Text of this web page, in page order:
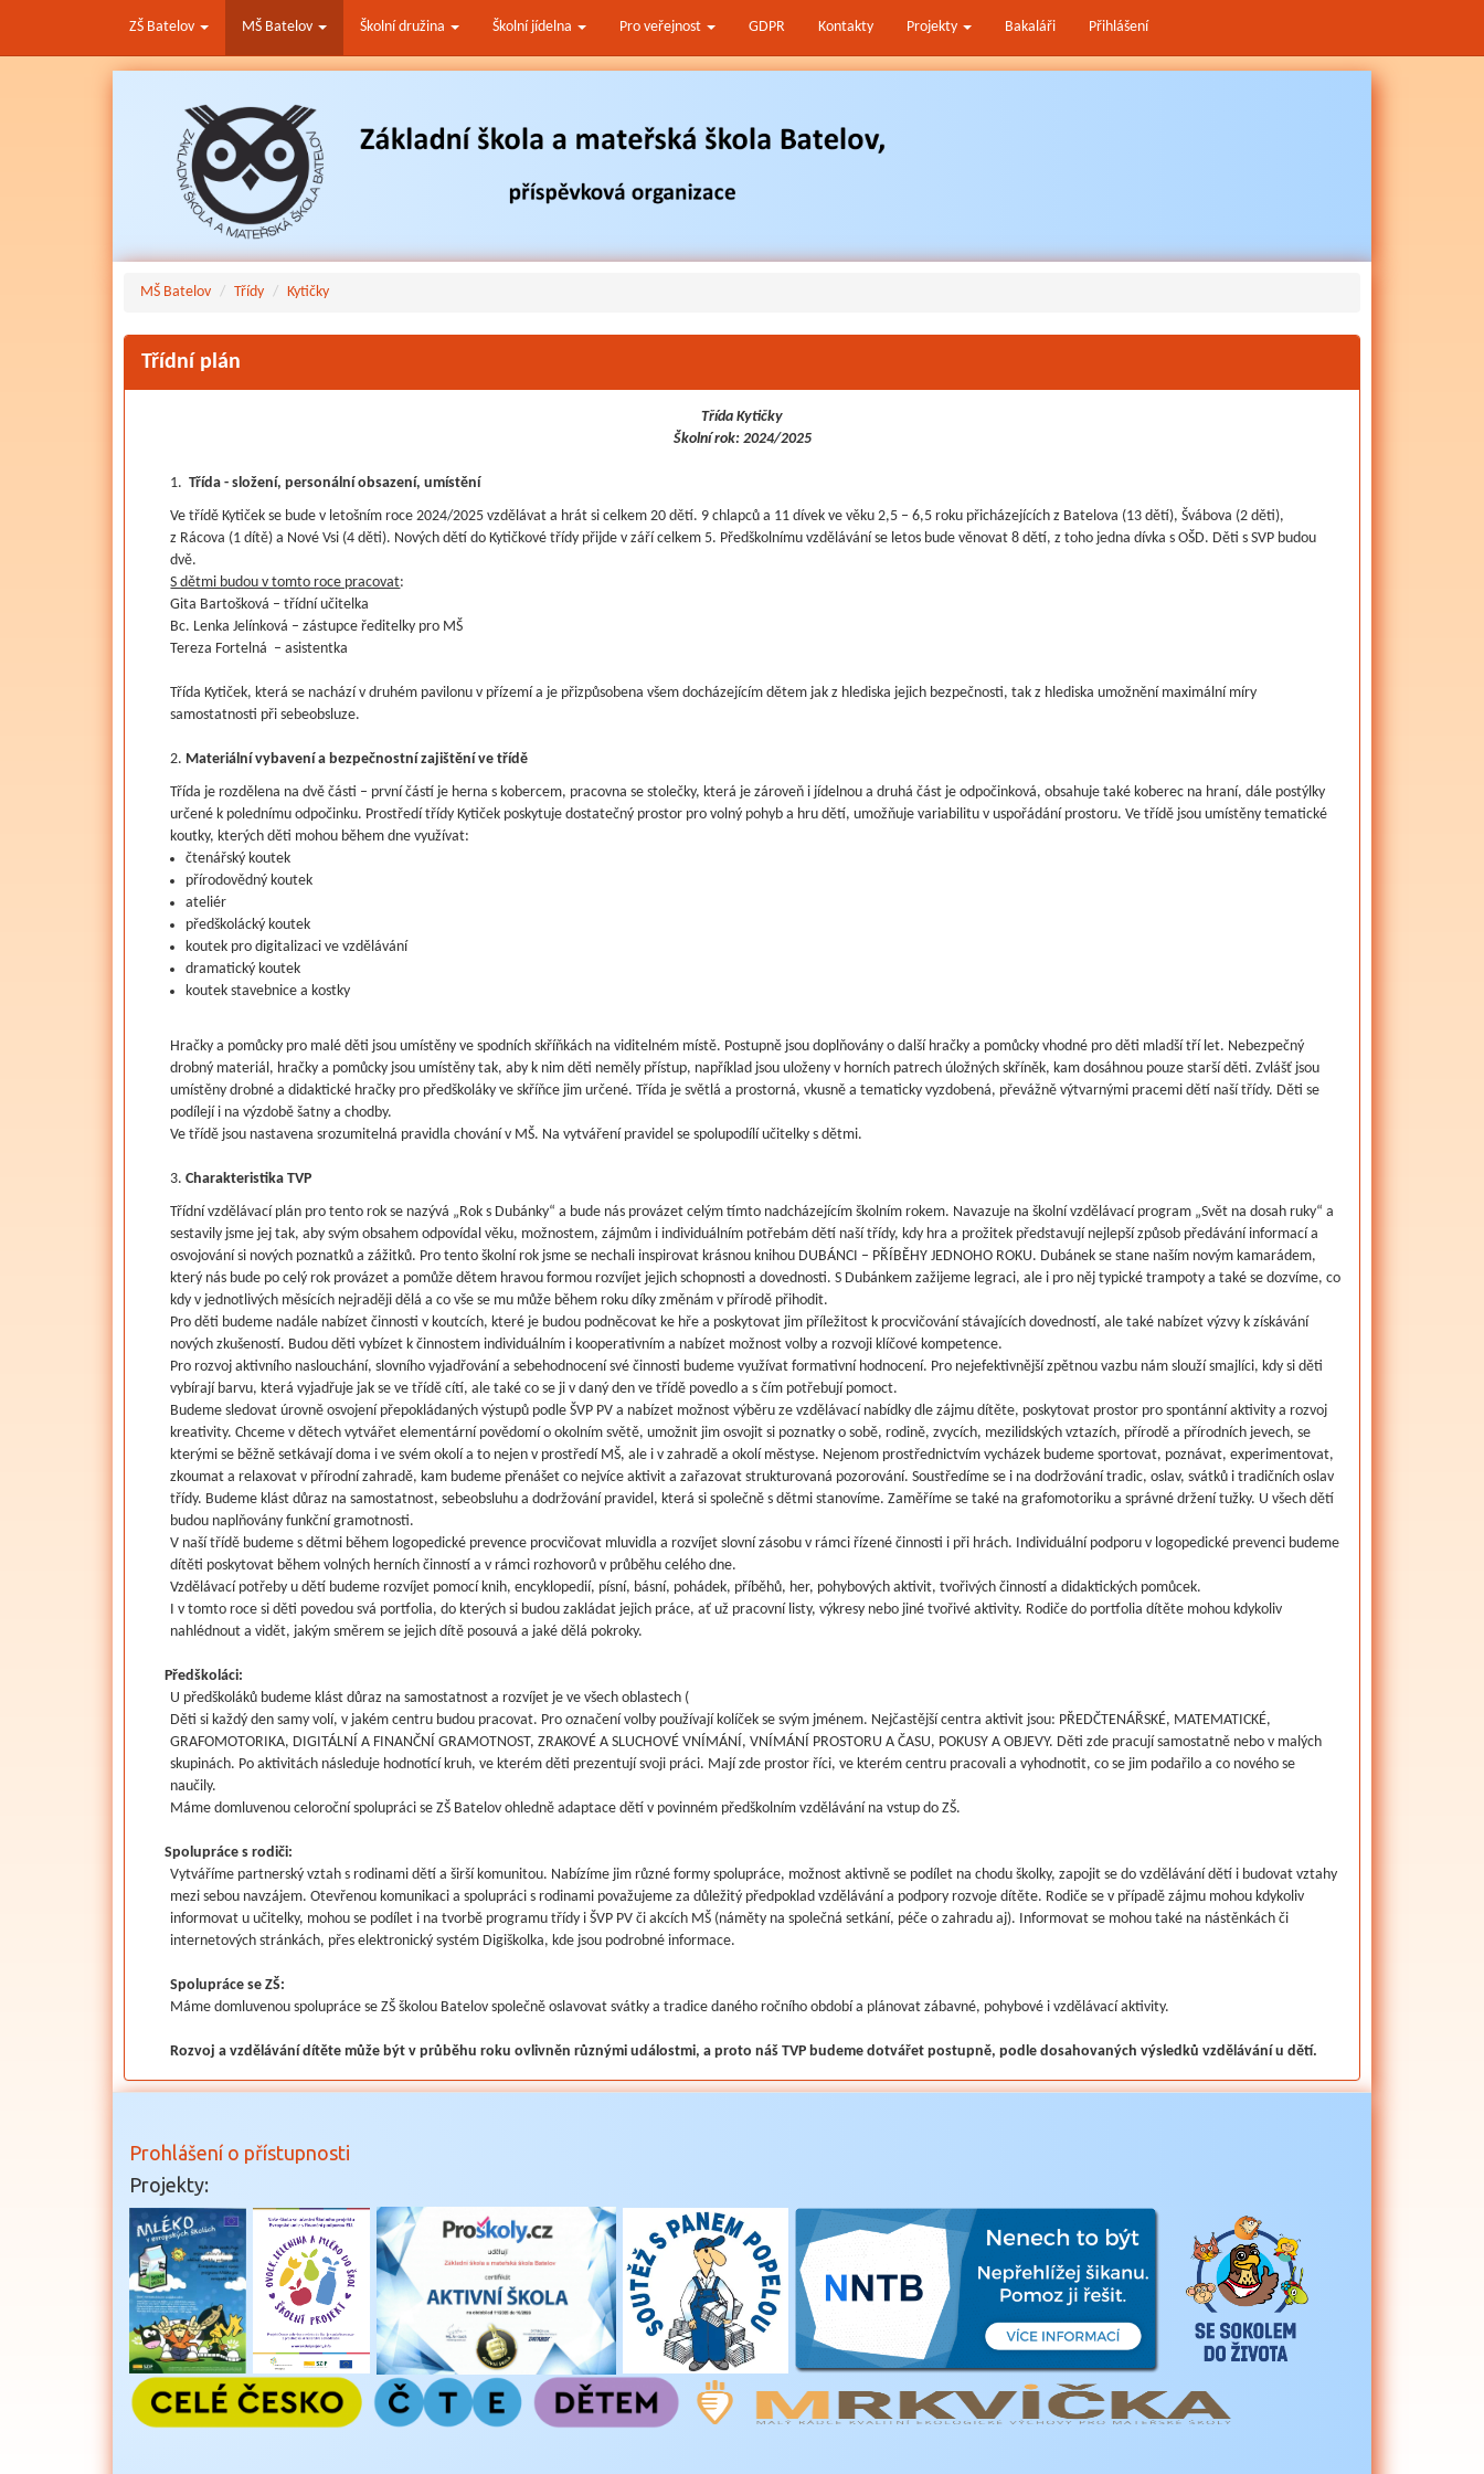
ZŠ Batelov MŠ Batelov Školní družina Školní jídelna Pro veřejnost GDPR Kontakty Projekty Bakaláři Přihlášení
MŠ Batelov Třídy Kytičky
Třídní plán
Třída Kytičky
Školní rok: 2024/2025
Třída - složení, personální obsazení, umístění
Ve třídě Kytiček se bude v letošním roce 2024/2025 vzdělávat a hrát si celkem 20 dětí. 9 chlapců a 11 dívek ve věku 2,5 – 6,5 roku přicházejících z Batelova (13 dětí), Švábova (2 děti),
z Rácova (1 dítě) a Nové Vsi (4 děti). Nových dětí do Kytičkové třídy přijde v září celkem 5. Předškolnímu vzdělávání se letos bude věnovat 8 dětí, z toho jedna dívka s OŠD. Děti s SVP budou
dvě.
S dětmi budou v tomto roce pracovat:
Gita Bartošková – třídní učitelka
Bc. Lenka Jelínková – zástupce ředitelky pro MŠ
Tereza Fortelná – asistentka
Třída Kytiček, která se nachází v druhém pavilonu v přízemí a je přizpůsobena všem docházejícím dětem jak z hlediska jejich bezpečnosti, tak z hlediska umožnění maximální míry
samostatnosti při sebeobsluze.
Materiální vybavení a bezpečnostní zajištění ve třídě
Třída je rozdělena na dvě části – první částí je herna s kobercem, pracovna se stolečky, která je zároveň i jídelnou a druhá část je odpočinková, obsahuje také koberec na hraní, dále postýlky
určené k polednímu odpočinku. Prostředí třídy Kytiček poskytuje dostatečný prostor pro volný pohyb a hru dětí, umožňuje variabilitu v uspořádání prostoru. Ve třídě jsou umístěny tematické
koutky, kterých děti mohou během dne využívat:
čtenářský koutek
přírodovědný koutek
ateliér
předškolácký koutek
koutek pro digitalizaci ve vzdělávání
dramatický koutek
koutek stavebnice a kostky
Hračky a pomůcky pro malé děti jsou umístěny ve spodních skříňkách na viditelném místě. Postupně jsou doplňovány o další hračky a pomůcky vhodné pro děti mladší tří let. Nebezpečný
drobný materiál, hračky a pomůcky jsou umístěny tak, aby k nim děti neměly přístup, například jsou uloženy v horních patrech úložných skříněk, kam dosáhnou pouze starší děti. Zvlášť jsou
umístěny drobné a didaktické hračky pro předškoláky ve skříňce jim určené. Třída je světlá a prostorná, vkusně a tematicky vyzdobená, převážně výtvarnými pracemi dětí naší třídy. Děti se
podílejí i na výzdobě šatny a chodby.
Ve třídě jsou nastavena srozumitelná pravidla chování v MŠ. Na vytváření pravidel se spolupodílí učitelky s dětmi.
Charakteristika TVP
Třídní vzdělávací plán pro tento rok se nazývá „Rok s Dubánky“ a bude nás provázet celým tímto nadcházejícím školním rokem. Navazuje na školní vzdělávací program „Svět na dosah ruky“ a
sestavily jsme jej tak, aby svým obsahem odpovídal věku, možnostem, zájmům i individuálním potřebám dětí naší třídy, kdy hra a prožitek představují nejlepší způsob předávání informací a
osvojování si nových poznatků a zážitků. Pro tento školní rok jsme se nechali inspirovat krásnou knihou DUBÁNCI – PŘÍBĚHY JEDNOHO ROKU. Dubánek se stane naším novým kamarádem,
který nás bude po celý rok provázet a pomůže dětem hravou formou rozvíjet jejich schopnosti a dovednosti. S Dubánkem zažijeme legraci, ale i pro něj typické trampoty a také se dozvíme, co
kdy v jednotlivých měsících nejraději dělá a co vše se mu může během roku díky změnám v přírodě přihodit.
Pro děti budeme nadále nabízet činnosti v koutcích, které je budou podněcovat ke hře a poskytovat jim příležitost k procvičování stávajících dovedností, ale také nabízet výzvy k získávání
nových zkušeností. Budou děti vybízet k činnostem individuálním i kooperativním a nabízet možnost volby a rozvoji klíčové kompetence.
Pro rozvoj aktivního naslouchání, slovního vyjadřování a sebehodnocení své činnosti budeme využívat formativní hodnocení. Pro nejefektivnější zpětnou vazbu nám slouží smajlíci, kdy si děti
vybírají barvu, která vyjadřuje jak se ve třídě cítí, ale také co se ji v daný den ve třídě povedlo a s čím potřebují pomoct.
Budeme sledovat úrovně osvojení přepokládaných výstupů podle ŠVP PV a nabízet možnost výběru ze vzdělávací nabídky dle zájmu dítěte, poskytovat prostor pro spontánní aktivity a rozvoj
kreativity. Chceme v dětech vytvářet elementární povědomí o okolním světě, umožnit jim osvojit si poznatky o sobě, rodině, zvycích, mezilidských vztazích, přírodě a přírodních jevech, se
kterými se běžně setkávají doma i ve svém okolí a to nejen v prostředí MŠ, ale i v zahradě a okolí městyse. Nejenom prostřednictvím vycházek budeme sportovat, poznávat, experimentovat,
zkoumat a relaxovat v přírodní zahradě, kam budeme přenášet co nejvíce aktivit a zařazovat strukturovaná pozorování. Soustředíme se i na dodržování tradic, oslav, svátků i tradičních oslav
třídy. Budeme klást důraz na samostatnost, sebeobsluhu a dodržování pravidel, která si společně s dětmi stanovíme. Zaměříme se také na grafomotoriku a správné držení tužky. U všech dětí
budou naplňovány funkční gramotnosti.
V naší třídě budeme s dětmi během logopedické prevence procvičovat mluvidla a rozvíjet slovní zásobu v rámci řízené činnosti i při hrách. Individuální podporu v logopedické prevenci budeme
dítěti poskytovat během volných herních činností a v rámci rozhovorů v průběhu celého dne.
Vzdělávací potřeby u dětí budeme rozvíjet pomocí knih, encyklopedií, písní, básní, pohádek, příběhů, her, pohybových aktivit, tvořivých činností a didaktických pomůcek.
I v tomto roce si děti povedou svá portfolia, do kterých si budou zakládat jejich práce, ať už pracovní listy, výkresy nebo jiné tvořivé aktivity. Rodiče do portfolia dítěte mohou kdykoliv
nahlédnout a vidět, jakým směrem se jejich dítě posouvá a jaké dělá pokroky.
Předškoláci:
U předškoláků budeme klást důraz na samostatnost a rozvíjet je ve všech oblastech (
Děti si každý den samy volí, v jakém centru budou pracovat. Pro označení volby používají kolíček se svým jménem. Nejčastější centra aktivit jsou: PŘEDČTENÁŘSKÉ, MATEMATICKÉ,
GRAFOMOTORIKA, DIGITÁLNÍ A FINANČNÍ GRAMOTNOST, ZRAKOVÉ A SLUCHOVÉ VNÍMÁNÍ, VNÍMÁNÍ PROSTORU A ČASU, POKUSY A OBJEVY. Děti zde pracují samostatně nebo v malých
skupinách. Po aktivitách následuje hodnotící kruh, ve kterém děti prezentují svoji práci. Mají zde prostor říci, ve kterém centru pracovali a vyhodnotit, co se jim podařilo a co nového se
naučily.
Máme domluvenou celoroční spolupráci se ZŠ Batelov ohledně adaptace dětí v povinném předškolním vzdělávání na vstup do ZŠ.
Spolupráce s rodiči:
Vytváříme partnerský vztah s rodinami dětí a širší komunitou. Nabízíme jim různé formy spolupráce, možnost aktivně se podílet na chodu školky, zapojit se do vzdělávání dětí i budovat vztahy
mezi sebou navzájem. Otevřenou komunikaci a spolupráci s rodinami považujeme za důležitý předpoklad vzdělávání a podpory rozvoje dítěte. Rodiče se v případě zájmu mohou kdykoliv
informovat u učitelky, mohou se podílet i na tvorbě programu třídy i ŠVP PV či akcích MŠ (náměty na společná setkání, péče o zahradu aj). Informovat se mohou také na nástěnkách či
internetových stránkách, přes elektronický systém Digiškolka, kde jsou podrobné informace.
Spolupráce se ZŠ:
Máme domluvenou spolupráce se ZŠ školou Batelov společně oslavovat svátky a tradice daného ročního období a plánovat zábavné, pohybové i vzdělávací aktivity.
Rozvoj a vzdělávání dítěte může být v průběhu roku ovlivněn různými událostmi, a proto náš TVP budeme dotvářet postupně, podle dosahovaných výsledků vzdělávání u dětí.
Prohlášení o přístupnosti
Projekty: